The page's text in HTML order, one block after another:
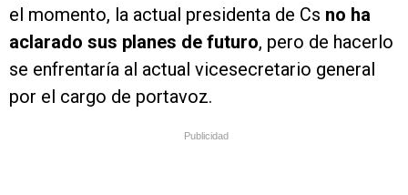
el momento, la actual presidenta de Cs no ha
aclarado sus planes de futuro, pero de hacerlo
se enfrentaría al actual vicesecretario general
por el cargo de portavoz.
Publicidad